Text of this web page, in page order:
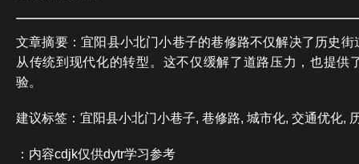
文章摘要：宜阳县小北门小巷子的巷修路不仅解决了历史
从传统到现代化的转型。这不仅缓解了道路压力，也提供
验。
建议标签：宜阳县小北门小巷子, 巷修路, 城市化, 交通优化,
：内容cdjk仅供dytr学习参考